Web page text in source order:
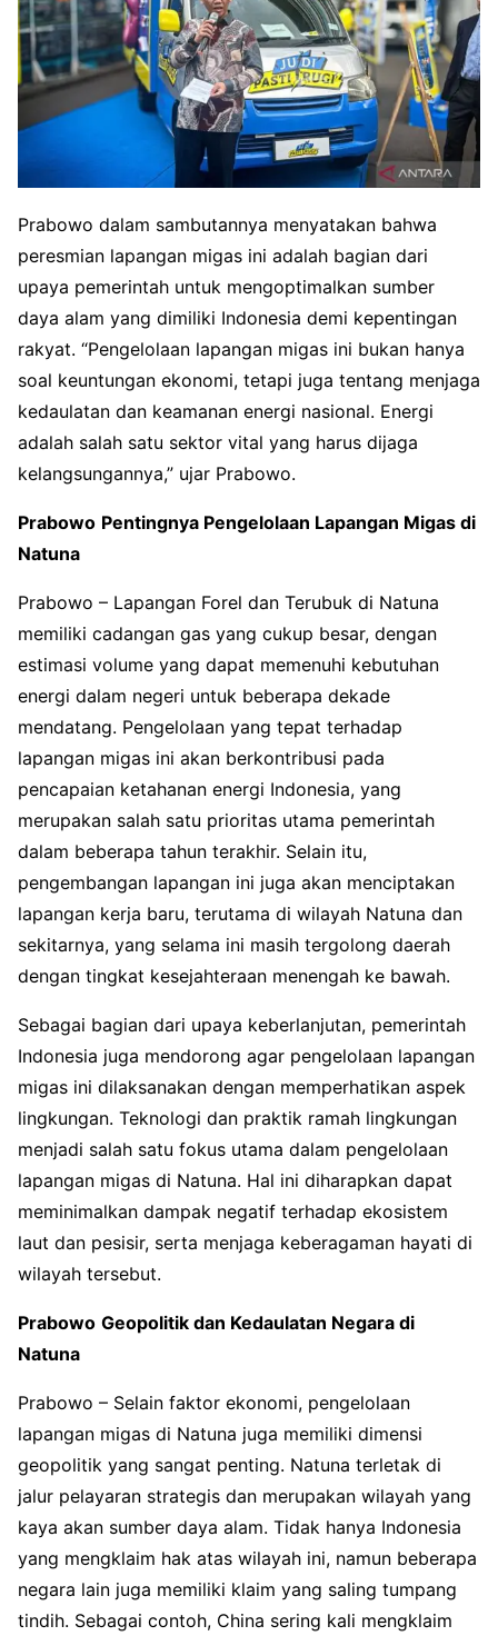
Prabowo dalam sambutannya menyatakan bahwa
peresmian lapangan migas ini adalah bagian dari
upaya pemerintah untuk mengoptimalkan sumber
daya alam yang dimiliki Indonesia demi kepentingan
rakyat. “Pengelolaan lapangan migas ini bukan hanya
soal keuntungan ekonomi, tetapi juga tentang menjaga
kedaulatan dan keamanan energi nasional. Energi
adalah salah satu sektor vital yang harus dijaga
kelangsungannya,” ujar Prabowo.
Prabowo Pentingnya Pengelolaan Lapangan Migas di
Natuna
Prabowo – Lapangan Forel dan Terubuk di Natuna
memiliki cadangan gas yang cukup besar, dengan
estimasi volume yang dapat memenuhi kebutuhan
energi dalam negeri untuk beberapa dekade
mendatang. Pengelolaan yang tepat terhadap
lapangan migas ini akan berkontribusi pada
pencapaian ketahanan energi Indonesia, yang
merupakan salah satu prioritas utama pemerintah
dalam beberapa tahun terakhir. Selain itu,
pengembangan lapangan ini juga akan menciptakan
lapangan kerja baru, terutama di wilayah Natuna dan
sekitarnya, yang selama ini masih tergolong daerah
dengan tingkat kesejahteraan menengah ke bawah.
Sebagai bagian dari upaya keberlanjutan, pemerintah
Indonesia juga mendorong agar pengelolaan lapangan
migas ini dilaksanakan dengan memperhatikan aspek
lingkungan. Teknologi dan praktik ramah lingkungan
menjadi salah satu fokus utama dalam pengelolaan
lapangan migas di Natuna. Hal ini diharapkan dapat
meminimalkan dampak negatif terhadap ekosistem
laut dan pesisir, serta menjaga keberagaman hayati di
wilayah tersebut.
Prabowo Geopolitik dan Kedaulatan Negara di
Natuna
Prabowo – Selain faktor ekonomi, pengelolaan
lapangan migas di Natuna juga memiliki dimensi
geopolitik yang sangat penting. Natuna terletak di
jalur pelayaran strategis dan merupakan wilayah yang
kaya akan sumber daya alam. Tidak hanya Indonesia
yang mengklaim hak atas wilayah ini, namun beberapa
negara lain juga memiliki klaim yang saling tumpang
tindih. Sebagai contoh, China sering kali mengklaim